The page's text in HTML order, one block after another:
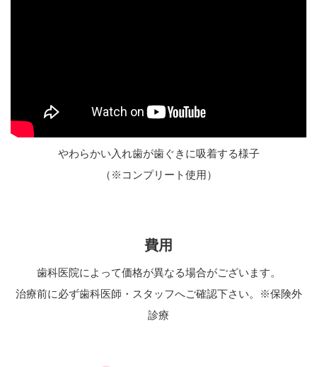
やわらかい入れ歯が歯ぐきに吸着する様子
（※コンプリート使用）
費用
歯科医院によって価格が異なる場合がございます。
治療前に必ず歯科医師・スタッフへご確認下さい。※保険外
診療